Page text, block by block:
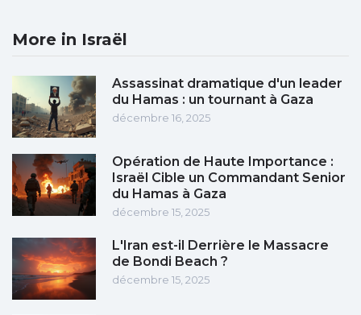
More in Israël
Assassinat dramatique d'un leader
du Hamas : un tournant à Gaza
décembre 16, 2025
Opération de Haute Importance :
Israël Cible un Commandant Senior
du Hamas à Gaza
décembre 15, 2025
L'Iran est-il Derrière le Massacre
de Bondi Beach ?
décembre 15, 2025